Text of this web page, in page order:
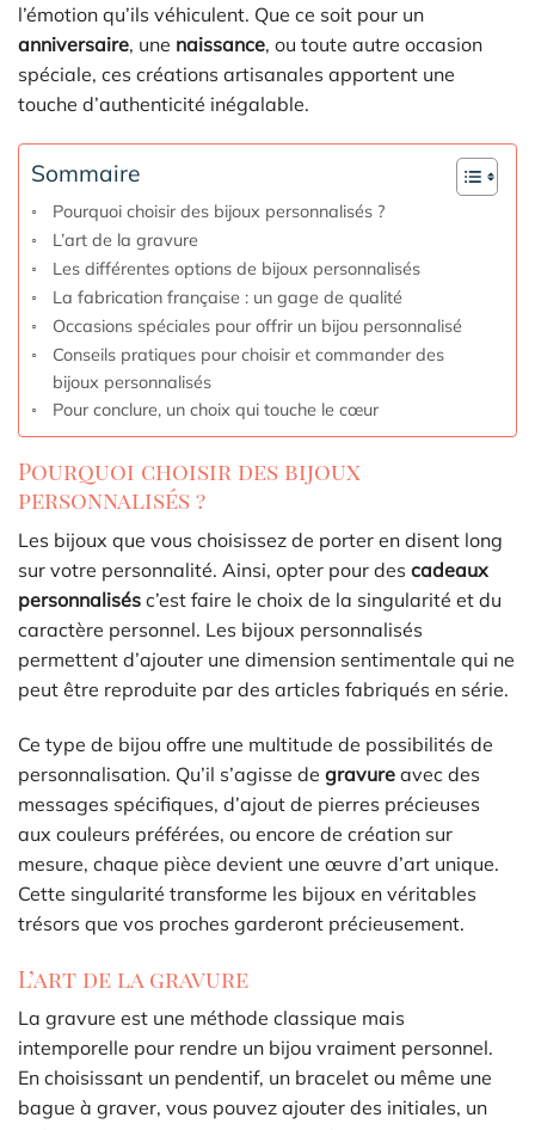
l’émotion qu’ils véhiculent. Que ce soit pour un
anniversaire, une naissance, ou toute autre occasion
spéciale, ces créations artisanales apportent une
touche d’authenticité inégalable.
Sommaire
Pourquoi choisir des bijoux personnalisés ?
L’art de la gravure
Les différentes options de bijoux personnalisés
La fabrication française : un gage de qualité
Occasions spéciales pour offrir un bijou personnalisé
Conseils pratiques pour choisir et commander des
bijoux personnalisés
Pour conclure, un choix qui touche le cœur
Pourquoi choisir des bijoux
personnalisés ?
Les bijoux que vous choisissez de porter en disent long
sur votre personnalité. Ainsi, opter pour des cadeaux
personnalisés c’est faire le choix de la singularité et du
caractère personnel. Les bijoux personnalisés
permettent d’ajouter une dimension sentimentale qui ne
peut être reproduite par des articles fabriqués en série.
Ce type de bijou offre une multitude de possibilités de
personnalisation. Qu’il s’agisse de gravure avec des
messages spécifiques, d’ajout de pierres précieuses
aux couleurs préférées, ou encore de création sur
mesure, chaque pièce devient une œuvre d’art unique.
Cette singularité transforme les bijoux en véritables
trésors que vos proches garderont précieusement.
L’art de la gravure
La gravure est une méthode classique mais
intemporelle pour rendre un bijou vraiment personnel.
En choisissant un pendentif, un bracelet ou même une
bague à graver, vous pouvez ajouter des initiales, un